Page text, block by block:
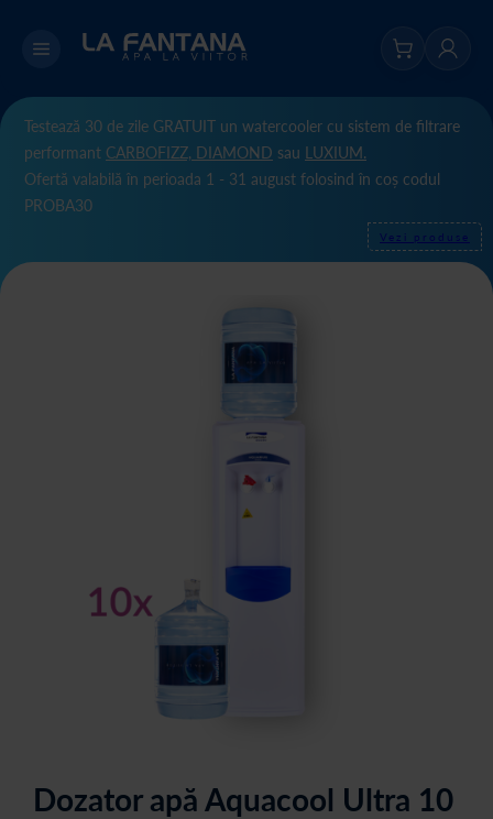
Testează 30 de zile GRATUIT un watercooler cu sistem de filtrare
performant CARBOFIZZ, DIAMOND sau LUXIUM.
Ofertă valabilă în perioada 1 - 31 august folosind în coș codul
PROBA30
Vezi produse
Dozator apă Aquacool Ultra 10